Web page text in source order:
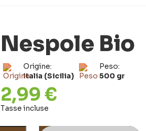
Nespole Bio
Origine:
Italia (Sicilia)
Peso:
500 gr
2,99 €
Tasse incluse